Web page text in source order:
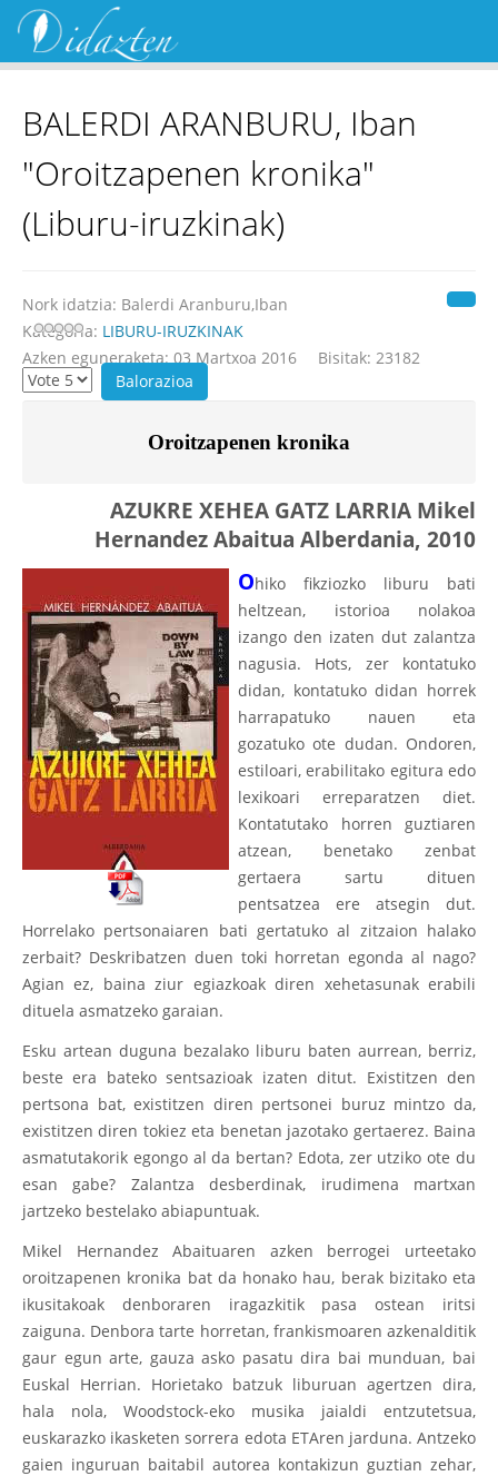
BALERDI ARANBURU, Iban
"Oroitzapenen kronika"
(Liburu-iruzkinak)
Nork idatzia: Balerdi Aranburu,Iban
Kategoria: LIBURU-IRUZKINAK
Azken eguneraketa: 03 Martxoa 2016
Bisitak: 23182
Oroitzapenen kronika
AZUKRE XEHEA GATZ LARRIA Mikel
Hernandez Abaitua Alberdania, 2010
Ohiko fikziozko liburu bati
heltzean, istorioa nolakoa
izango den izaten dut zalantza
nagusia. Hots, zer kontatuko
didan, kontatuko didan horrek
harrapatuko nauen eta
gozatuko ote dudan. Ondoren,
estiloari, erabilitako egitura edo
lexikoari erreparatzen diet.
Kontatutako horren guztiaren
atzean, benetako zenbat
gertaera sartu dituen
pentsatzea ere atsegin dut.
Horrelako pertsonaiaren bati gertatuko al zitzaion halako
zerbait? Deskribatzen duen toki horretan egonda al nago?
Agian ez, baina ziur egiazkoak diren xehetasunak erabili
dituela asmatzeko garaian.
Esku artean duguna bezalako liburu baten aurrean, berriz,
beste era bateko sentsazioak izaten ditut. Existitzen den
pertsona bat, existitzen diren pertsonei buruz mintzo da,
existitzen diren tokiez eta benetan jazotako gertaerez. Baina
asmatutakorik egongo al da bertan? Edota, zer utziko ote du
esan gabe? Zalantza desberdinak, irudimena martxan
jartzeko bestelako abiapuntuak.
Mikel Hernandez Abaituaren azken berrogei urteetako
oroitzapenen kronika bat da honako hau, berak bizitako eta
ikusitakoak denboraren iragazkitik pasa ostean iritsi
zaiguna. Denbora tarte horretan, frankismoaren azkenalditik
gaur egun arte, gauza asko pasatu dira bai munduan, bai
Euskal Herrian. Horietako batzuk liburuan agertzen dira,
hala nola, Woodstock-eko musika jaialdi entzutetsua,
euskarazko ikasketen sorrera edota ETAren jarduna. Antzeko
gaien inguruan baitabil autorea kontakizun guztian zehar,